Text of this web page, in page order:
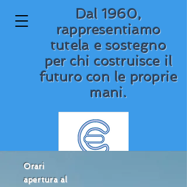
Dal 1960,
rappresentiamo
tutela e sostegno
per chi costruisce il
futuro con le proprie
mani.
Orari
apertura al